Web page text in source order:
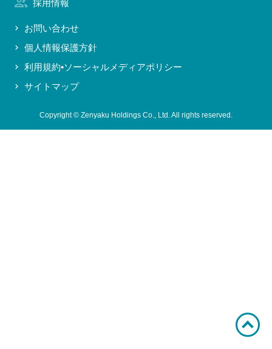
採用情報
お問い合わせ
採用情報
お問い合わせ
個人情報保護方針
利用規約•ソーシャルメディアポリシー
サイトマップ
Copyright © Zenyaku Holdings Co., Ltd. All rights reserved.